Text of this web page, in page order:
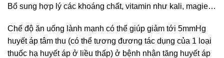
Bổ sung hợp lý các khoáng chất, vitamin như kali, magie…
Chế độ ăn uống lành mạnh có thể giúp giảm tới 5mmHg
huyết áp tâm thu (có thể tương đương tác dụng của 1 loại
thuốc hạ huyết áp ở liều thấp) ở bệnh nhân tăng huyết áp